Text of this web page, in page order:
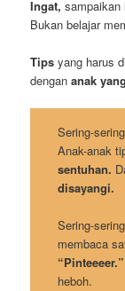
Ingat, sampaikan
Bukan belajar
Tips yang harus
dengananak
Sering-
Anak-anak
sentuhan.
disayangi.
Sering-
membaca
“Pinteeeer.”
heboh.